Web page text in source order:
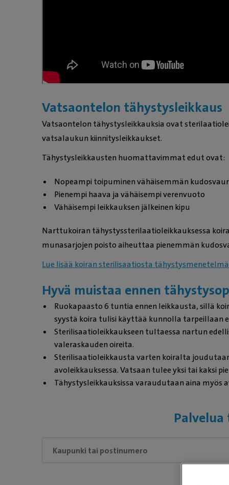
Vatsaontelon tähystysleikkaus
Vatsaontelon tähystysleikkauksia ovat
vatsalaukun kiinnitysleikkaukset.
Tähystysleikkausten huomattavimmat edut ovat:
Nopeampi toipuminen vähäisemmän
Pienempi haava ja vähäisempi verenvuoto
Vähäisempi leikkauksen jälkeinen kipu
Narttukoiran tähystyssterilaatioleikkauksessa
munasarjojen poisto aiheuttaa pienemmän
Lue lisää koiran sterilisaatiosta
Hyvä muistaa ennen
Ruokapaasto 6 tuntia ennen leikkausta, sillä
syystä koira tulisi käyttää kunnolla tarpeillaan
Sterilisaatioleikkaukseen tultaessa nartun
valeraskauden oireita.
Sterilisaatioleikkausta varten koiralta
avoleikkauksessa. Vatsaan tulee yksi tai kaksi
Tähystysleikkauksissa varaudutaan aina